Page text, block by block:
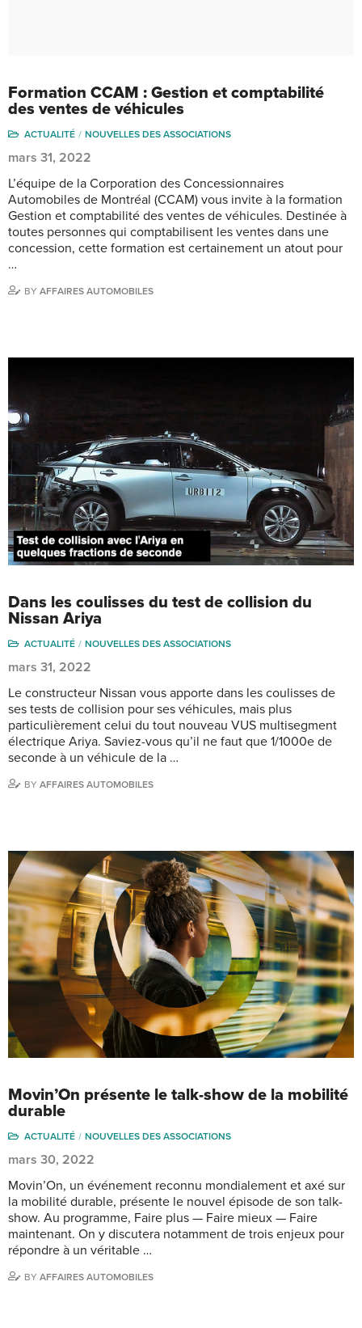
Formation CCAM : Gestion et comptabilité
des ventes de véhicules
ACTUALITÉ NOUVELLES DES ASSOCIATIONS
mars 31, 2022
L’équipe de la Corporation des Concessionnaires
Automobiles de Montréal (CCAM) vous invite à la formation
Gestion et comptabilité des ventes de véhicules. Destinée à
toutes personnes qui comptabilisent les ventes dans une
concession, cette formation est certainement un atout pour
…
BY AFFAIRES AUTOMOBILES
Dans les coulisses du test de collision du
Nissan Ariya
ACTUALITÉ NOUVELLES DES ASSOCIATIONS
mars 31, 2022
Le constructeur Nissan vous apporte dans les coulisses de
ses tests de collision pour ses véhicules, mais plus
particulièrement celui du tout nouveau VUS multisegment
électrique Ariya. Saviez-vous qu’il ne faut que 1/1000e de
seconde à un véhicule de la …
BY AFFAIRES AUTOMOBILES
Movin’On présente le talk-show de la mobilité
durable
ACTUALITÉ NOUVELLES DES ASSOCIATIONS
mars 30, 2022
Movin’On, un événement reconnu mondialement et axé sur
la mobilité durable, présente le nouvel épisode de son talk-
show. Au programme, Faire plus — Faire mieux — Faire
maintenant. On y discutera notamment de trois enjeux pour
répondre à un véritable …
BY AFFAIRES AUTOMOBILES